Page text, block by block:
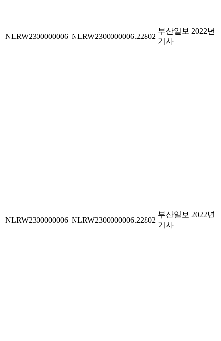
NLRW2300000006 NLRW2300000006.22802
부산일보 2022년
기사
NLRW2300000006 NLRW2300000006.22802
부산일보 2022년
기사